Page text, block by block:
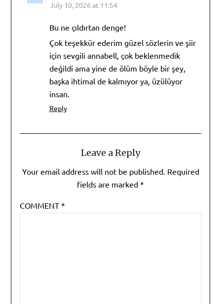
July 10, 2026 at 11:54
Bu ne çıldırtan denge!
Çok teşekkür ederim güzel sözlerin ve şiir
için sevgili annabell, çok beklenmedik
değildi ama yine de ölüm böyle bir şey,
başka ihtimal de kalmıyor ya, üzülüyor
insan.
Reply
Leave a Reply
Your email address will not be published. Required
fields are marked *
COMMENT *